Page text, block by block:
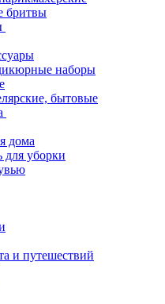
бритвы
наборы
бытовые
дома
для уборки
и путешествий